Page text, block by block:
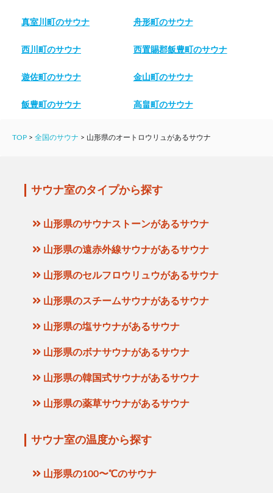
真室川町のサウナ 舟形町のサウナ
西川町のサウナ 西置賜郡飯豊町のサウナ
遊佐町のサウナ 金山町のサウナ
飯豊町のサウナ 高畠町のサウナ
TOP > 全国のサウナ > 山形県のオートロウリュがあるサウナ
サウナ室のタイプから探す
山形県のサウナストーンがあるサウナ
山形県の遠赤外線サウナがあるサウナ
山形県のセルフロウリュウがあるサウナ
山形県のスチームサウナがあるサウナ
山形県の塩サウナがあるサウナ
山形県のボナサウナがあるサウナ
山形県の韓国式サウナがあるサウナ
山形県の薬草サウナがあるサウナ
サウナ室の温度から探す
山形県の100〜℃のサウナ